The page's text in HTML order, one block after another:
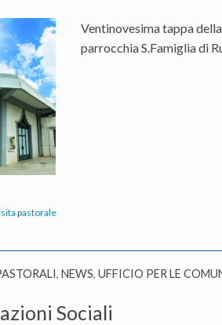
Ventinovesima tappa
parrocchia S.Famiglia di
pastorale
, NEWS, UFFICIO PER LE
Sociali